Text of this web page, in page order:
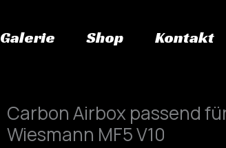
Galerie Shop Kontakt
Carbon Airbox passend
Wiesmann MF5 V10
Carbon
Airbox